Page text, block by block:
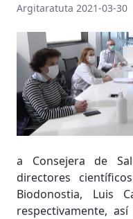
Argitaratuta 2021-03-30
a Consejera de
directores
Biodonostia, Luis
respectivamente,